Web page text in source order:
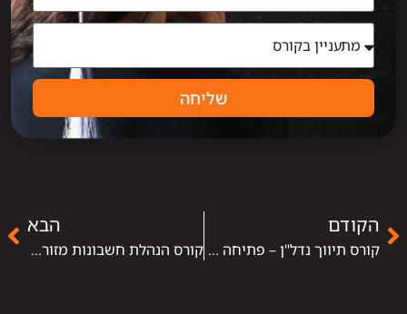
שליחה
הקודם
קורס תיווך נדל"ן – פתיחה לקריירה בשוק המשתנה של הנדל"ן
הבא
קורס הנהלת חשבונות מזורז – הדרך המהירה לקריירה פיננסית יציבה